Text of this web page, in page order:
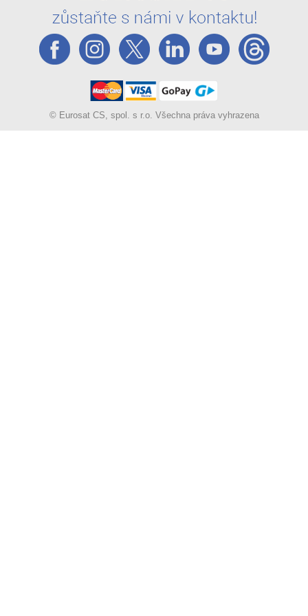
© Eurosat CS, spol. s r.o. Všechna práva vyhrazena